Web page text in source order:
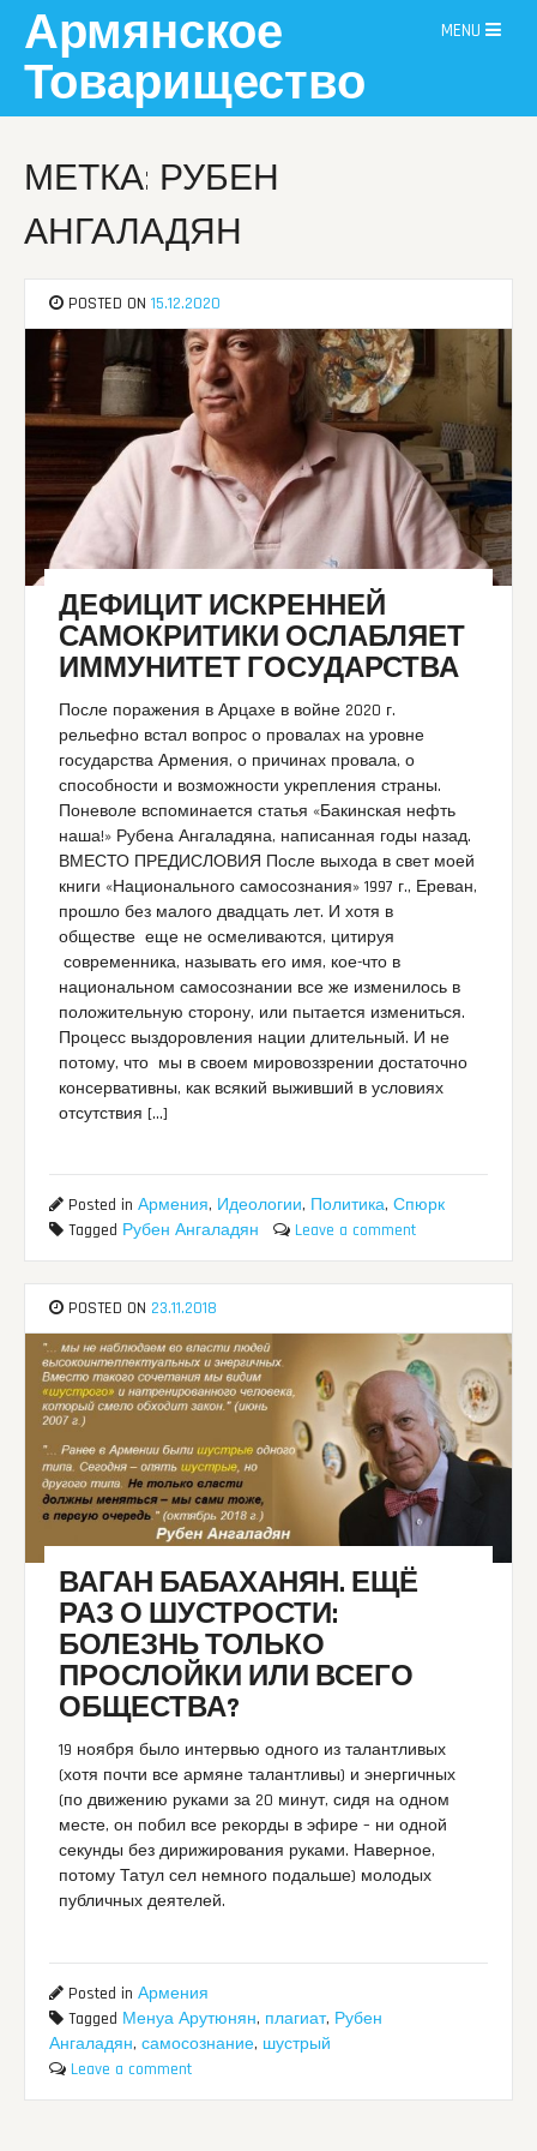
content
Армянское
Товарищество
MENU
МЕТКА: РУБЕН
АНГАЛАДЯН
POSTED ON15.12.2020
ДЕФИЦИТ ИСКРЕННЕЙ
САМОКРИТИКИ ОСЛАБЛЯЕТ
ИММУНИТЕТ ГОСУДАРСТВА
После поражения в Арцахе в войне 2020 г.
рельефно встал вопрос о провалах на уровне
государства Армения, о причинах провала, о
способности и возможности укрепления страны.
Поневоле вспоминается статья «Бакинская нефть
наша!» Рубена Ангаладяна, написанная годы назад.
ВМЕСТО ПРЕДИСЛОВИЯ После выхода в свет моей
книги «Национального самосознания» 1997 г., Ереван,
прошло без малого двадцать лет. И хотя в
обществе еще не осмеливаются, цитируя
современника, называть его имя, кое-что в
национальном самосознании все же изменилось в
положительную сторону, или пытается измениться.
Процесс выздоровления нации длительный. И не
потому, что мы в своем мировоззрении достаточно
консервативны, как всякий выживший в условиях
отсутствия […]
Posted inАрмения, Идеологии, Политика,Спюрк
Tagged Рубен Ангаладян Leave a comment
POSTED ON 23.11.2018
ВАГАН БАБАХАНЯН. ЕЩЁ
РАЗ О ШУСТРОСТИ:
БОЛЕЗНЬ ТОЛЬКО
ПРОСЛОЙКИ ИЛИ ВСЕГО
ОБЩЕСТВА?
19 ноября было интервью одного из талантливых
(хотя почти все армяне талантливы) и энергичных
(по движению руками за 20 минут, сидя на одном
месте, он побил все рекорды в эфире – ни одной
секунды без дирижирования руками. Наверное,
потому Татул сел немного подальше) молодых
публичных деятелей.
Posted inАрмения
Tagged Менуа Арутюнян, плагиат, Рубен
Ангаладян,самосознание, шустрый
Leave a comment